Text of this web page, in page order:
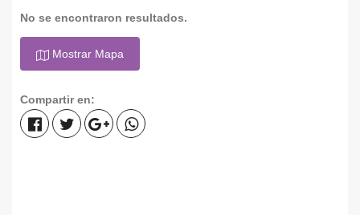
No se encontraron resultados.
Mostrar Mapa
Compartir en: